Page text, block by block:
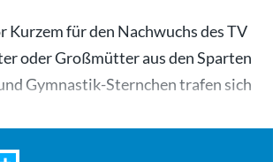
für den Nachwuchs des TV
oder Großmütter aus den Sparten
Gymnastik-Sternchen trafen sich